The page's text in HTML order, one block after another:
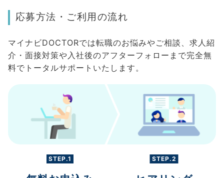
応募方法・ご利用の流れ
マイナビDOCTORでは転職のお悩みやご相談、求人紹
介・面接対策や入社後のアフターフォローまで完全無
料でトータルサポートいたします。
STEP.1 STEP.2